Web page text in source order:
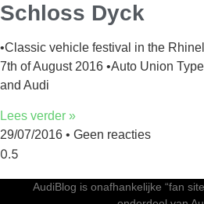
Schloss Dyck
•Classic vehicle festival in the
7th of August 2016 •Auto Union
and Audi
Lees verder »
29/07/2016
Geen reacties
AudiBlog is onafhankelijke “fan